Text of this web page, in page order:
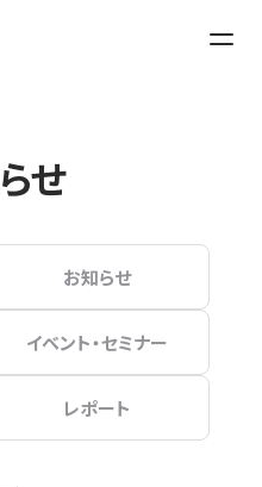
せ
お知らせ
イベント・セミナー
レポート